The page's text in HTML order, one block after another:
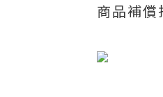
商品補